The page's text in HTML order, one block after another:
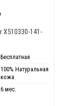
X510330-141-
Бесплатная
100% Натуральная
кожа
6 мес.